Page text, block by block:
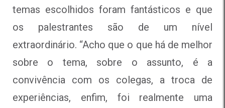
temas escolhidos foram fantásticos e que
os palestrantes são de um nível
extraordinário. “Acho que o que há de melhor
sobre o tema, sobre o assunto, é a
convivência com os colegas, a troca de
experiências, enfim, foi realmente uma